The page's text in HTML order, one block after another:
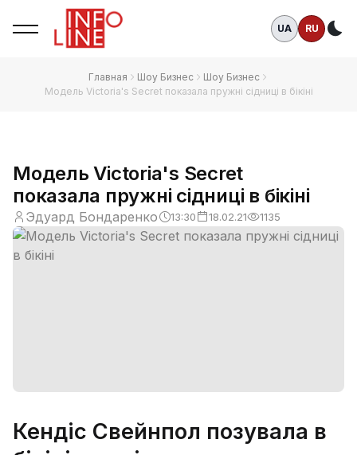
UA RU
Главная Шоу Бизнес
Шоу Бизнес
Модель Victoria's Secret показала пружні сідниці в бікіні
Модель Victoria's Secret
показала пружні сідниці в бікіні
Эдуард Бондаренко 13:30 18.02.21 1135
Кендіс Свейнпол позувала в